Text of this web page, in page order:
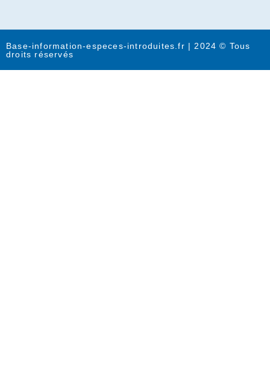
Base-information-especes-introduites.fr | 2024 © Tous
droits réservés